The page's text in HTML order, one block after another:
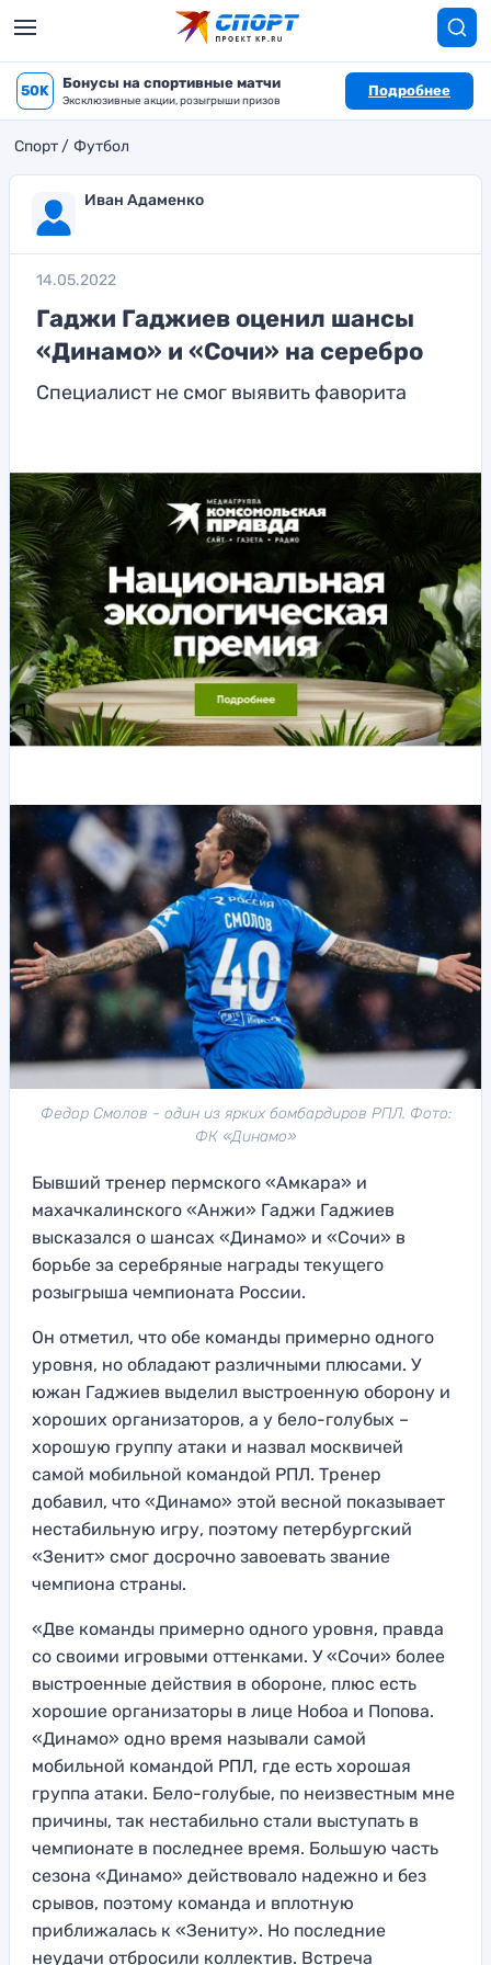
50K Бонусы на спортивные матчи
Эксклюзивные акции, розыгрыши призов
Подробнее
Спорт Футбол
Иван Адаменко
14.05.2022
Гаджи Гаджиев оценил шансы
«Динамо» и «Сочи» на серебро
Специалист не смог выявить фаворита
Федор Смолов - один из ярких бомбардиров РПЛ. Фото:
ФК «Динамо»
Бывший тренер пермского «Амкара» и
махачкалинского «Анжи» Гаджи Гаджиев
высказался о шансах «Динамо» и «Сочи» в
борьбе за серебряные награды текущего
розыгрыша чемпионата России.
Он отметил, что обе команды примерно одного
уровня, но обладают различными плюсами. У
южан Гаджиев выделил выстроенную оборону и
хороших организаторов, а у бело-голубых –
хорошую группу атаки и назвал москвичей
самой мобильной командой РПЛ. Тренер
добавил, что «Динамо» этой весной показывает
нестабильную игру, поэтому петербургский
«Зенит» смог досрочно завоевать звание
чемпиона страны.
«Две команды примерно одного уровня, правда
со своими игровыми оттенками. У «Сочи» более
выстроенные действия в обороне, плюс есть
хорошие организаторы в лице Нобоа и Попова.
«Динамо» одно время называли самой
мобильной командой РПЛ, где есть хорошая
группа атаки. Бело-голубые, по неизвестным мне
причины, так нестабильно стали выступать в
чемпионате в последнее время. Большую часть
сезона «Динамо» действовало надежно и без
срывов, поэтому команда и вплотную
приближалась к «Зениту». Но последние
неудачи отбросили коллектив. Встреча